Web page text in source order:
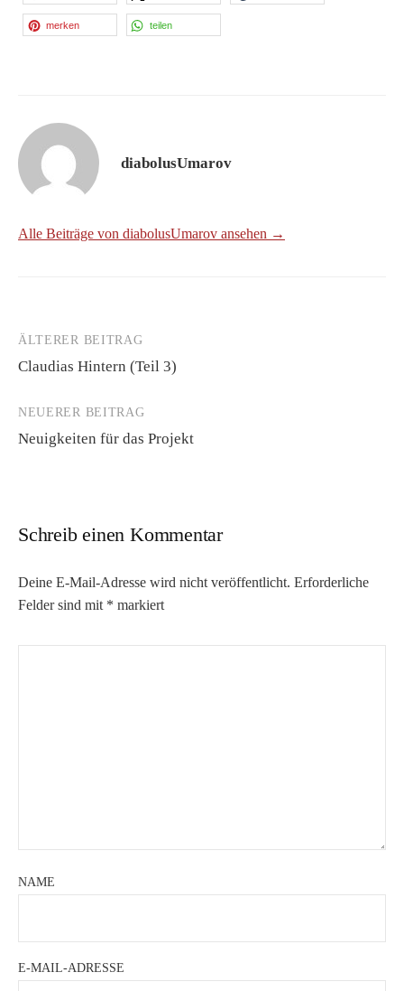
merken teilen
diabolusUmarov
Alle Beiträge von diabolusUmarov ansehen →
Beitrags-
Navigation
ÄLTERER BEITRAG
Claudias Hintern (Teil 3)
NEUERER BEITRAG
Neuigkeiten für das Projekt
Schreib einen Kommentar
Deine E-Mail-Adresse wird nicht veröffentlicht. Erforderliche
Felder sind mit * markiert
NAME
E-MAIL-ADRESSE